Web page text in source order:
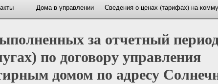
Дома в управлении Сведения о ценах (тарифах) на
за отчетный
по договору управления
домом по адресу